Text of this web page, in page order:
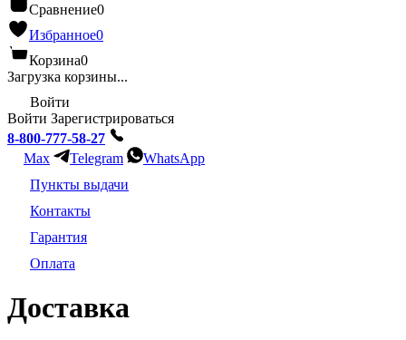
Сравнение0
Избранное0
Корзина0
Загрузка корзины...
Войти
Войти Зарегистрироваться
8-800-777-58-27
Max
Telegram
WhatsApp
Пункты выдачи
Контакты
Гарантия
Оплата
Доставка